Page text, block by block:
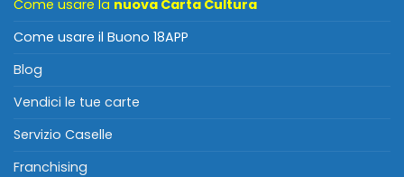
Come usare la nuova Carta Cultura
Come usare il Buono 18APP
Blog
Vendici le tue carte
Servizio Caselle
Franchising